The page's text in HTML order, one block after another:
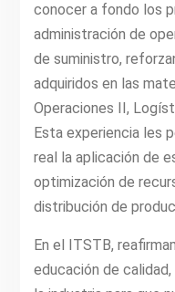
conocer a fondo los
administración de
de suministro,
adquiridos en las
Operaciones II,
Esta experiencia les
real la aplicación de
optimización de
distribución de
En el ITSTB,
educación de